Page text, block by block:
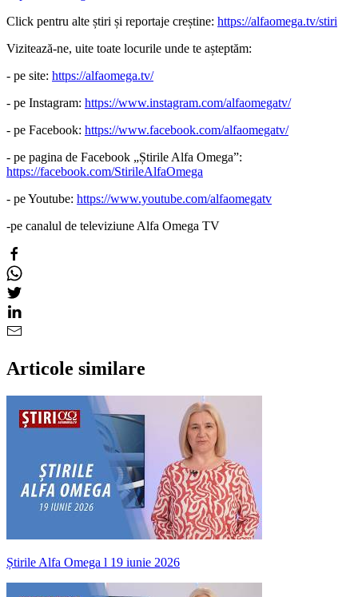
Click pentru alte știri și reportaje creștine: https://alfaomega.tv/stiri
Vizitează-ne, uite toate locurile unde te așteptăm:
- pe site: https://alfaomega.tv/
- pe Instagram: https://www.instagram.com/alfaomegatv/
- pe Facebook: https://www.facebook.com/alfaomegatv/
- pe pagina de Facebook „Știrile Alfa Omega”:
https://facebook.com/StirileAlfaOmega
- pe Youtube: https://www.youtube.com/alfaomegatv
-pe canalul de televiziune Alfa Omega TV
Articole similare
Știrile Alfa Omega l 19 iunie 2026